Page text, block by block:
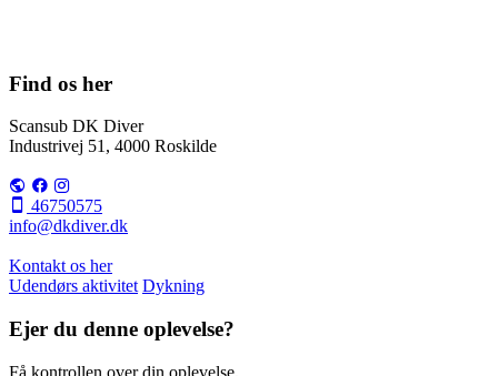
Find os her
Scansub DK Diver
Industrivej 51, 4000 Roskilde
46750575
info@dkdiver.dk
Kontakt os her
Udendørs aktivitet Dykning
Ejer du denne oplevelse?
Få kontrollen over din oplevelse,